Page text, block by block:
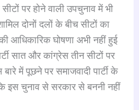
पर होने वाली उपचुनाव में भी
दोनों दलों के बीच सीटों का
आधिकारिक घोषणा अभी नहीं हुई
सात और कांग्रेस तीन सीटों पर
में पूछने पर समाजवादी पार्टी के
इस चुनाव से सरकार से बननी नहीं